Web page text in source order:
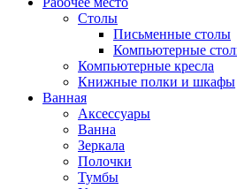
Столы
Письменные столы
Компьютерные
Компьютерные кресла
Книжные полки и шкафы
Ванная
Аксессуары
Ванна
Зеркала
Полочки
Тумбы